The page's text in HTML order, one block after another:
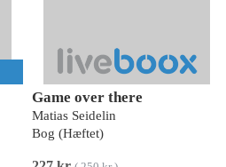
Game over there
Matias Seidelin
Bog (Hæftet)